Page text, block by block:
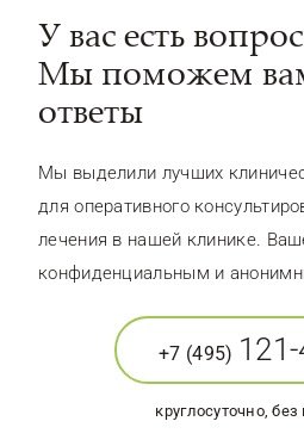
У вас есть
Мы поможем
ответы
Мы выделили лучших
для оперативного
лечения в нашей клинике.
конфиденциальным и
+7 (495)
круглосуточно,